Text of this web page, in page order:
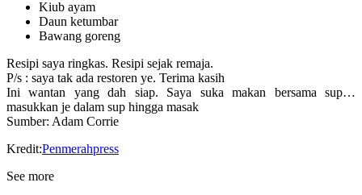
Kiub ayam
Daun ketumbar
Bawang goreng
Resipi saya ringkas. Resipi sejak remaja.
P/s : saya tak ada restoren ye. Terima kasih
Ini wantan yang dah siap. Saya suka makan bersama sup…
masukkan je dalam sup hingga masak
Sumber: Adam Corrie
Kredit:Penmerahpress
See more